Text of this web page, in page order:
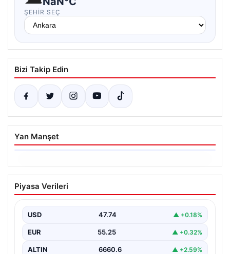
ŞEHIR SEÇ
Bizi Takip Edin
Yan Manşet
06.08.2026
Ertuğrul Özkök ifade verdi. “Aklımın
ucundan bile geçmez”
Piyasa Verileri
USD 47.74 ▲ +0.18%
EUR 55.25 ▲ +0.32%
ALTIN 6660.6 ▲ +2.59%